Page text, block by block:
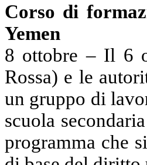
Corso di
Yemen
8 ottobre – Il 6
Rossa) e le
un gruppo di
scuola
programma che